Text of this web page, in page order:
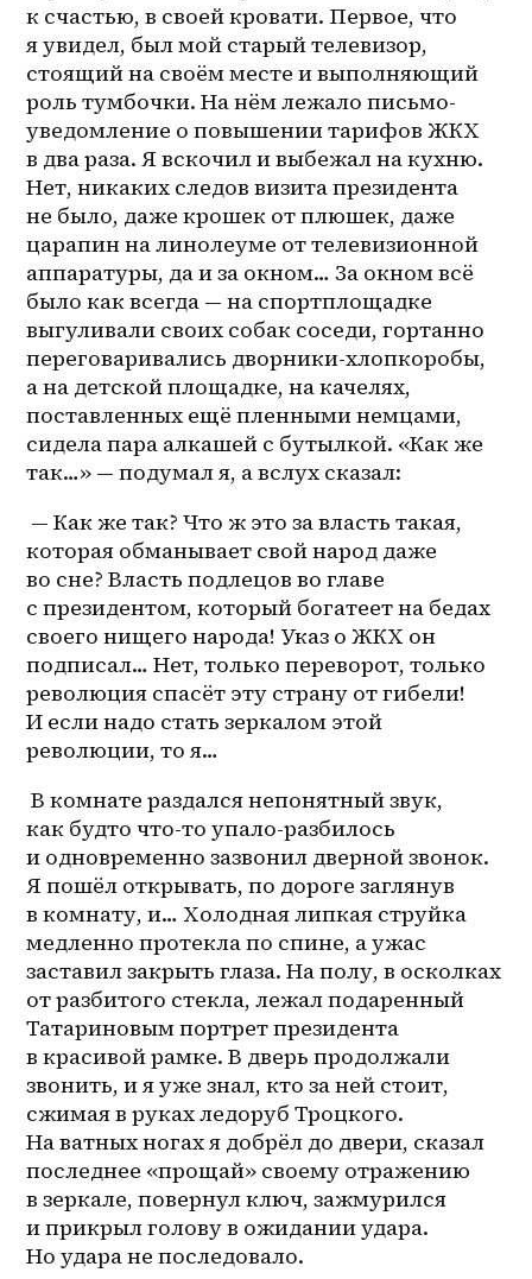
к счастью, в своей кровати. Первое, что
я увидел, был мой старый телевизор,
стоящий на своём месте и выполняющий
роль тумбочки. На нём лежало письмо-
уведомление о повышении тарифов ЖКХ
в два раза. Я вскочил и выбежал на кухню.
Нет, никаких следов визита президента
не было, даже крошек от плюшек, даже
царапин на линолеуме от телевизионной
аппаратуры, да и за окном… За окном всё
было как всегда — на спортплощадке
выгуливали своих собак соседи, гортанно
переговаривались дворники-хлопкоробы,
а на детской площадке, на качелях,
поставленных ещё пленными немцами,
сидела пара алкашей с бутылкой. «Как же
так…» — подумал я, а вслух сказал:
— Как же так? Что ж это за власть такая,
которая обманывает свой народ даже
во сне? Власть подлецов во главе
с президентом, который богатеет на бедах
своего нищего народа! Указ о ЖКХ он
подписал… Нет, только переворот, только
революция спасёт эту страну от гибели!
И если надо стать зеркалом этой
революции, то я…
В комнате раздался непонятный звук,
как будто что-то упало-разбилось
и одновременно зазвонил дверной звонок.
Я пошёл открывать, по дороге заглянув
в комнату, и… Холодная липкая струйка
медленно протекла по спине, а ужас
заставил закрыть глаза. На полу, в осколках
от разбитого стекла, лежал подаренный
Татариновым портрет президента
в красивой рамке. В дверь продолжали
звонить, и я уже знал, кто за ней стоит,
сжимая в руках ледоруб Троцкого.
На ватных ногах я добрёл до двери, сказал
последнее «прощай» своему отражению
в зеркале, повернул ключ, зажмурился
и прикрыл голову в ожидании удара.
Но удара не последовало.